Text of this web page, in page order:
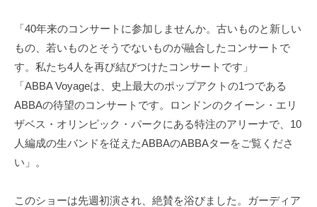
「40年来のコンサートに参加しませんか。古いものと新しい
もの、若いものとそうでないものが融合したコンサートで
す。私たち4人を再び結びつけたコンサートです」
「ABBA Voyageは、史上最大のポップアクトの1つである
ABBAの待望のコンサートです。ロンドンのクイーン・エリ
ザベス・オリンピック・パークにある特注のアリーナで、10
人編成の生バンドを従えたABBAのABBAターをご覧くださ
い」。
このショーは先週初演され、絶賛を浴びました。ガーディア